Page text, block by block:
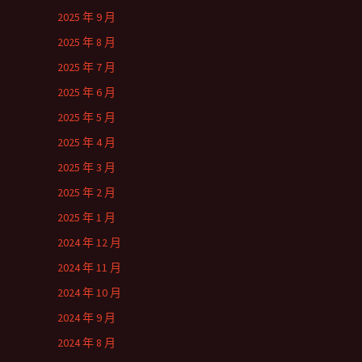
2025 年 9 月
2025 年 8 月
2025 年 7 月
2025 年 6 月
2025 年 5 月
2025 年 4 月
2025 年 3 月
2025 年 2 月
2025 年 1 月
2024 年 12 月
2024 年 11 月
2024 年 10 月
2024 年 9 月
2024 年 8 月